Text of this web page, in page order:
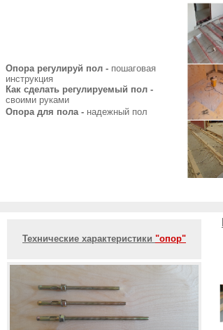
Опора регулируй пол - пошаговая
инструкция
Как сделать регулируемый пол -
своими руками
Опора для пола - надежный пол
Технические характеристики "опор"